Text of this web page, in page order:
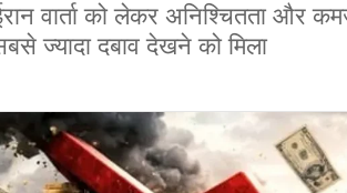
वार्ता को लेकर अनिश्चितता और
ज्यादा दबाव देखने को मिला